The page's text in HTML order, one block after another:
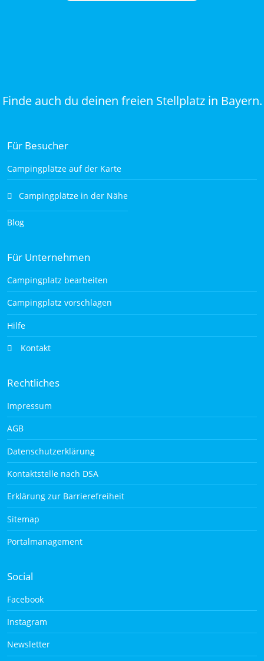
Finde auch du deinen freien Stellplatz in Bayern.
Für Besucher
Campingplätze auf der Karte
Campingplätze in der Nähe
Blog
Für Unternehmen
Campingplatz bearbeiten
Campingplatz vorschlagen
Hilfe
Kontakt
Rechtliches
Impressum
AGB
Datenschutzerklärung
Kontaktstelle nach DSA
Erklärung zur Barrierefreiheit
Sitemap
Portalmanagement
Social
Facebook
Instagram
Newsletter